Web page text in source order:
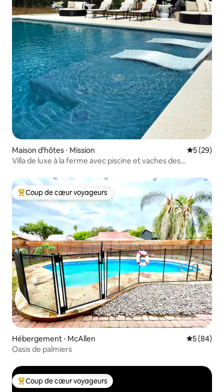
Maison d'hôtes ⋅ Mission
5 (29)
Villa de luxe à la ferme avec piscine et vaches des
Coups de cœur voyageurs les plus appréciés
Coup de cœur voyageurs
Hébergement ⋅ McAllen
5 (84)
Oasis de palmiers
Coups de cœur voyageurs les plus appréciés
Coup de cœur voyageurs